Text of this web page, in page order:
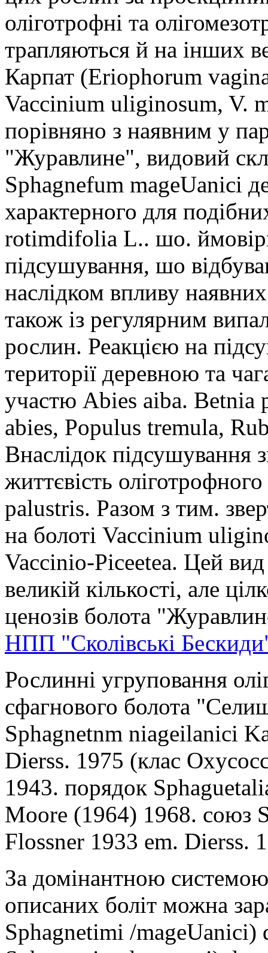
оліготрофні та
трапляються й на інших
Карпат (Eriophorum
Vaccinium uliginosum, V.
порівняно з наявним у
"Журавлине", видовий
Sphagnefum mageUanici
характерного для
rotimdifolia L.. шо.
підсушування, шо
наслідком впливу
також із регулярним
рослин. Реакцією на
території деревною та
участю Abies aiba. Betnia
abies, Populus tremula,
Внаслідок підсушування
життєвість
palustris. Разом з тим.
на болоті Vaccinium
Vaccinio-Piceetea. Цей вид
великій кількості, але
ценозів болота
НПП "Сколівські
Рослинні угруповання
сфагнового болота
Sphagnetnm niageilanici
Dierss. 1975 (клас
1943. порядок
Moore (1964) 1968. союз
Flossner 1933 em. Dierss.
За домінантною
описаних боліт можна
Sphagnetimi /mageUanici)